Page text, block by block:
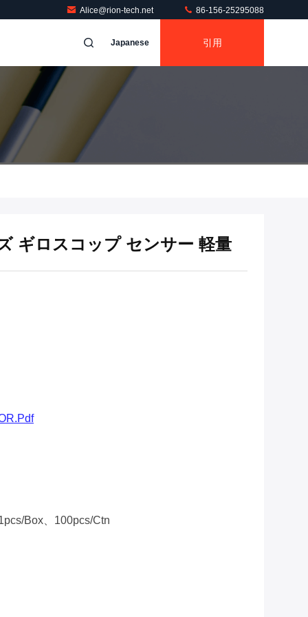
Alice@rion-tech.net 86-156-25295088
Japanese 引用
ギロスコップ センサー 軽量
box、100pcs/ctn